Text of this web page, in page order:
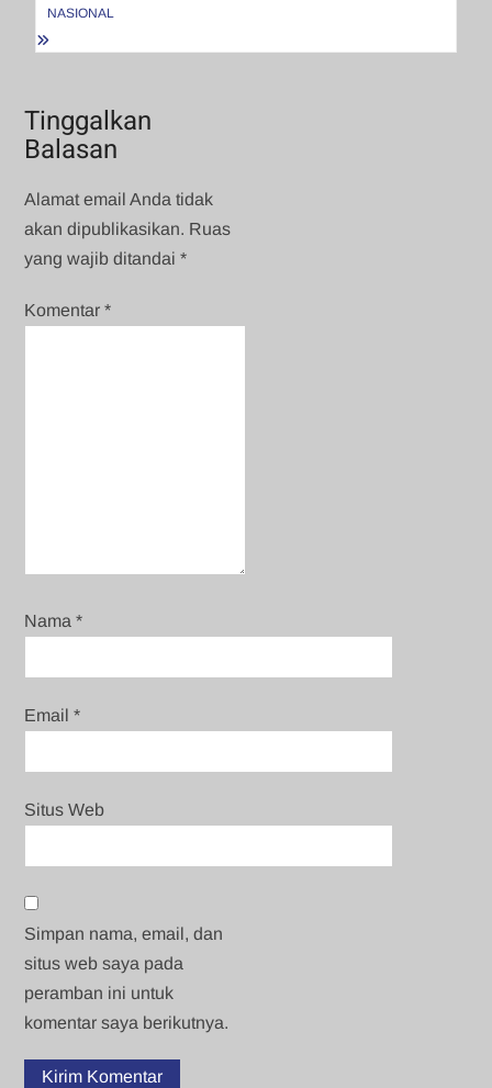
NASIONAL
Tinggalkan
Balasan
Alamat email Anda tidak
akan dipublikasikan. Ruas
yang wajib ditandai*
Komentar*
Nama*
Email*
Situs Web
Simpan nama, email, dan
situs web saya pada
peramban ini untuk
komentar saya berikutnya.